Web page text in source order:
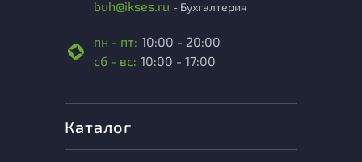
buh@ikses.ru - Бухгалтерия
пн - пт: 10:00 - 20:00
сб - вс: 10:00 - 17:00
Каталог